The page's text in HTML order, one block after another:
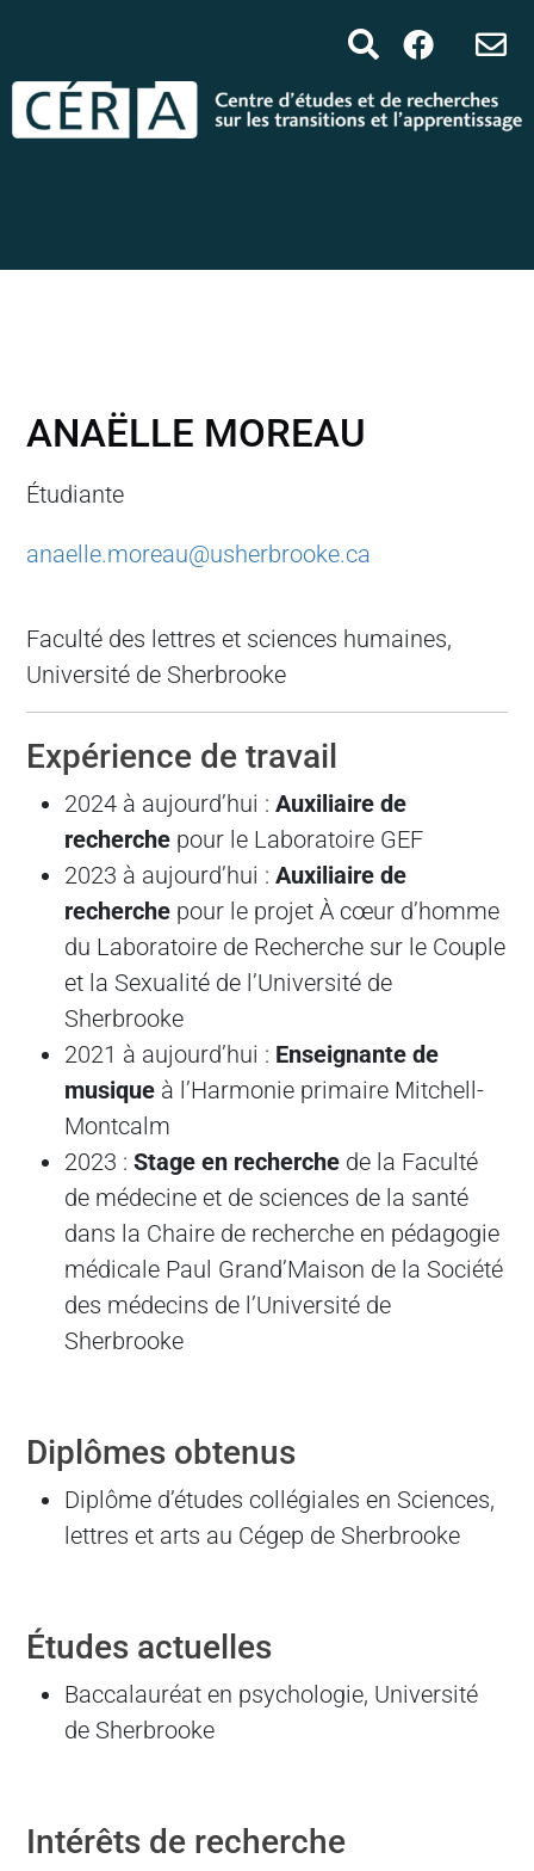
ANAËLLE MOREAU
Étudiante
anaelle.moreau@usherbrooke.ca
Faculté des lettres et sciences humaines,
Université de Sherbrooke
Expérience de travail
2024 à aujourd’hui : Auxiliaire de
recherche pour le Laboratoire GEF
2023 à aujourd’hui : Auxiliaire de
recherche pour le projet À cœur d’homme
du Laboratoire de Recherche sur le Couple
et la Sexualité de l’Université de
Sherbrooke
2021 à aujourd’hui : Enseignante de
musique à l’Harmonie primaire Mitchell-
Montcalm
2023 : Stage en recherche de la Faculté
de médecine et de sciences de la santé
dans la Chaire de recherche en pédagogie
médicale Paul Grand’Maison de la Société
des médecins de l’Université de
Sherbrooke
Diplômes obtenus
Diplôme d’études collégiales en Sciences,
lettres et arts au Cégep de Sherbrooke
Études actuelles
Baccalauréat en psychologie, Université
de Sherbrooke
Intérêts de recherche